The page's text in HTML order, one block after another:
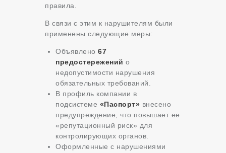
правила.
В связи с этим к нарушителям были
применены следующие меры:
Объявлено 67
предостережений о
недопустимости нарушения
обязательных требований.
В профиль компании в
подсистеме «Паспорт» внесено
предупреждение, что повышает ее
«репутационный риск» для
контролирующих органов.
Оформленные с нарушениями